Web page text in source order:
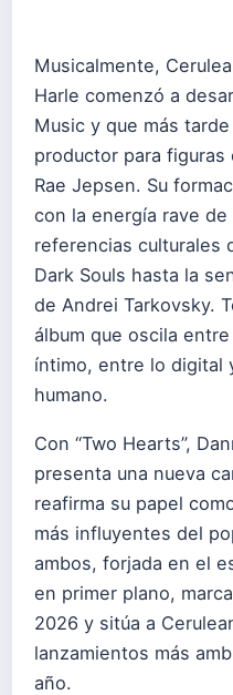
Musicalmente,
Harle comenzó a
Music y que más
productor para figuras
Rae Jepsen. Su
con la energía rave
referencias culturales
Dark Souls hasta la
de Andrei Tarkovsky.
álbum que oscila
íntimo, entre lo digital
humano.
Con “Two Hearts”,
presenta una nueva
reafirma su papel
más influyentes del
ambos, forjada en el
en primer plano,
2026 y sitúa a
lanzamientos más
año.